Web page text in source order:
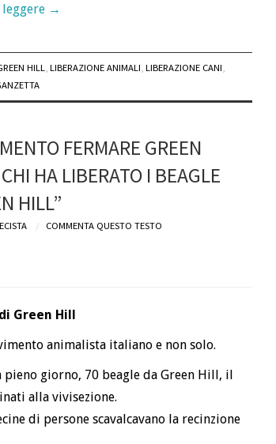
→
HILL,LIBERAZIONE ANIMALI,LIBERAZIONE CANI,
FERMARE GREEN
HA LIBERATO I BEAGLE
HILL”
COMMENTA QUESTO TESTO
Green Hill
animalista italiano e non solo.
giorno, 70 beagle da Green Hill, il
alla vivisezione.
di persone scavalcavano la recinzione